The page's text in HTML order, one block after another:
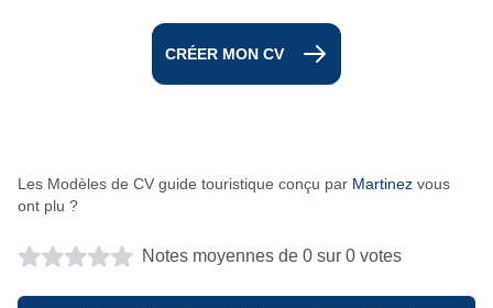
CRÉER MON CV
Les Modèles de CV guide touristique conçu par Martinez vous
ont plu ?
Notes moyennes de 0 sur 0 votes